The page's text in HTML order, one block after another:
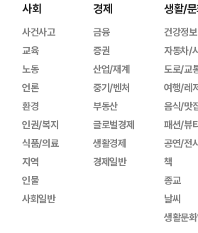
사회
사건사고
교육
노동
언론
환경
인권/복지
식품/의료
지역
인물
사회일반
경제
금융
증권
산업/재계
중기/벤처
부동산
글로벌경제
생활경제
경제일반
생활/
건강정보
자동차/
도로/교
여행/레
음식/맛
패션/뷰
공연/전
책
종교
날씨
생활문